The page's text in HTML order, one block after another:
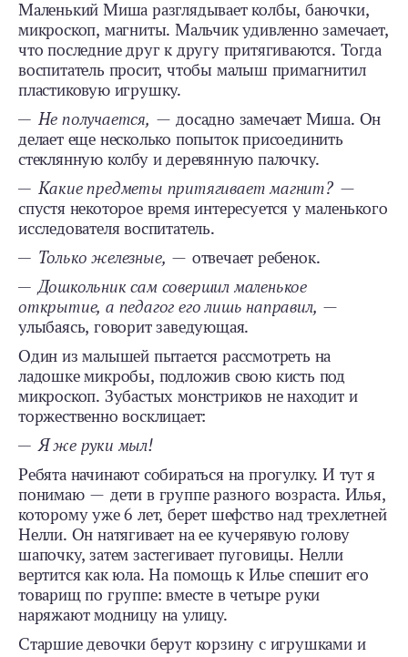
Маленький Миша разглядывает колбы, баночки,
микроскоп, магниты. Мальчик удивленно замечает,
что последние друг к другу притягиваются. Тогда
воспитатель просит, чтобы малыш примагнитил
пластиковую игрушку.
— Не получается, — досадно замечает Миша. Он
делает еще несколько попыток присоединить
стеклянную колбу и деревянную палочку.
— Какие предметы притягивает магнит? —
спустя некоторое время интересуется у маленького
исследователя воспитатель.
— Только железные, — отвечает ребенок.
— Дошкольник сам совершил маленькое
открытие, а педагог его лишь направил, —
улыбаясь, говорит заведующая.
Один из малышей пытается рассмотреть на
ладошке микробы, подложив свою кисть под
микроскоп. Зубастых монстриков не находит и
торжественно восклицает:
— Я же руки мыл!
Ребята начинают собираться на прогулку. И тут я
понимаю — дети в группе разного возраста. Илья,
которому уже 6 лет, берет шефство над трехлетней
Нелли. Он натягивает на ее кучерявую голову
шапочку, затем застегивает пуговицы. Нелли
вертится как юла. На помощь к Илье спешит его
товарищ по группе: вместе в четыре руки
наряжают модницу на улицу.
Старшие девочки берут корзину с игрушками и